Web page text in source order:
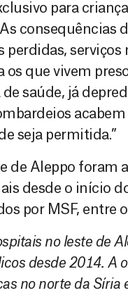
para
consequências
perdidas,
os que vivem
saúde, já
seja permitida.”
de Aleppo foram
desde o início
por MSF, entre
no leste de
desde 2014. A
no norte da Síria